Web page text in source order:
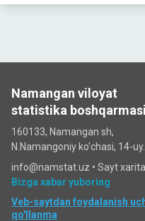
Namangan viloyat
statistika boshqarmasi
160133, Namangan sh,
N.Namangoniy ko'chasi, 14-uy.
info@namstat.uz • Sayt
Bizga xabar yuboring
Veb-saytdan foydalanish
qo'llanma